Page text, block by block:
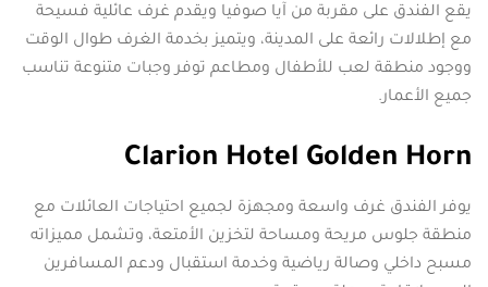
يقع الفندق على مقربة من آيا صوفيا ويقدم غرف عائلية فسيحة
مع إطلالات رائعة على المدينة، ويتميز بخدمة الغرف طوال الوقت
ووجود منطقة لعب للأطفال ومطاعم توفر وجبات متنوعة تناسب
جميع الأعمار.
‪Clarion Hotel Golden Horn
يوفر الفندق غرف واسعة ومجهزة لجميع احتياجات العائلات مع
منطقة جلوس مريحة ومساحة لتخزين الأمتعة، وتشمل مميزاته
مسبح داخلي وصالة رياضية وخدمة استقبال ودعم المسافرين